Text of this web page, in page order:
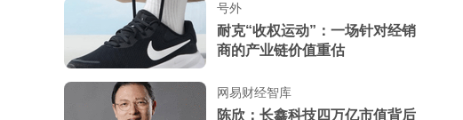
号外
耐克“收权运动”：一场针对经销
商的产业链价值重估
网易财经智库
陈欣：长鑫科技四万亿市值背后